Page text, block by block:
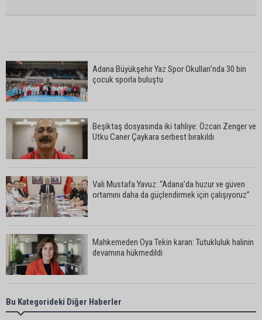
Adana Büyükşehir Yaz Spor Okulları’nda 30 bin
çocuk sporla buluştu
Beşiktaş dosyasında iki tahliye: Özcan Zenger ve
Utku Caner Çaykara serbest bırakıldı
Vali Mustafa Yavuz: “Adana’da huzur ve güven
ortamını daha da güçlendirmek için çalışıyoruz”
Mahkemeden Oya Tekin kararı: Tutukluluk halinin
devamına hükmedildi
Adana’da taziye evinde silahlı kavga kamerada:
Çok sayıda polis ekibi olay yerine sevk edildi
Bu Kategorideki Diğer Haberler